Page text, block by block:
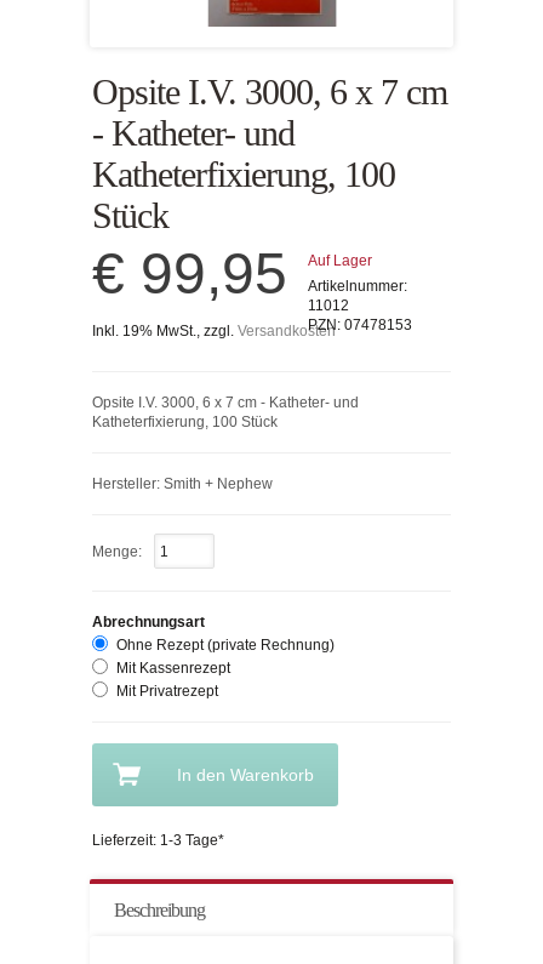
Opsite I.V. 3000, 6 x 7 cm
- Katheter- und
Katheterfixierung, 100
Stück
€ 99,95
Inkl. 19% MwSt., zzgl. Versandkosten
Auf Lager
Artikelnummer:
11012
PZN: 07478153
Opsite I.V. 3000, 6 x 7 cm - Katheter- und
Katheterfixierung, 100 Stück
Hersteller: Smith + Nephew
Menge:
Abrechnungsart
Ohne Rezept (private Rechnung)
Mit Kassenrezept
Mit Privatrezept
In den Warenkorb
Lieferzeit: 1-3 Tage*
Beschreibung